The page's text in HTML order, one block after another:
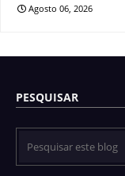
Agosto 06, 2026
PESQUISAR